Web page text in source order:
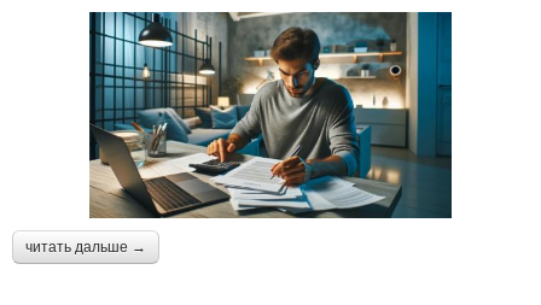
читать дальше →